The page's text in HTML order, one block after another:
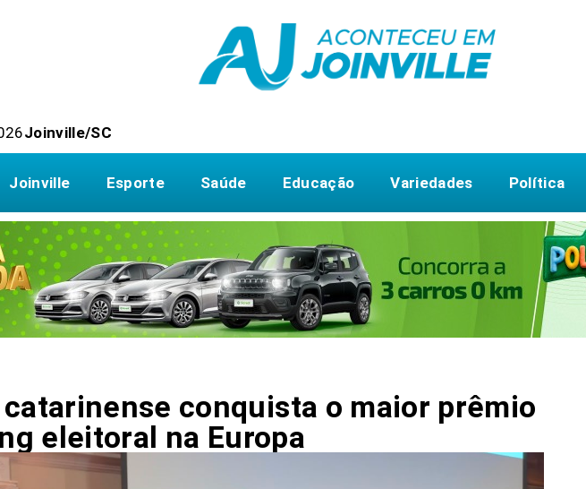
Joinville/SC
Joinville Esporte Saúde Educação Variedades Política
catarinense conquista o maior prêmio
eleitoral na Europa